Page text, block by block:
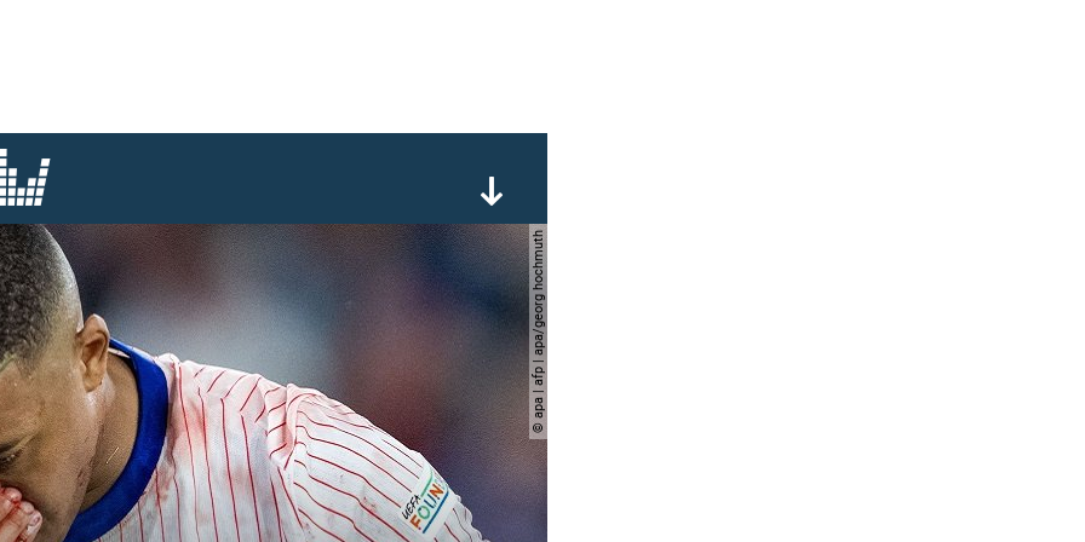
© apa | afp | apa/georg hochmuth